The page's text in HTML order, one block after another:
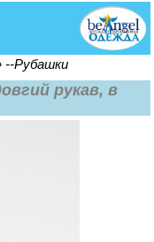
--Рубашки
рукав, в